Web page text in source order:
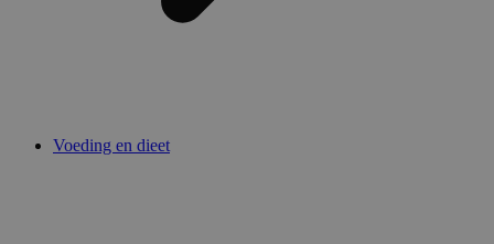
Voeding en dieet